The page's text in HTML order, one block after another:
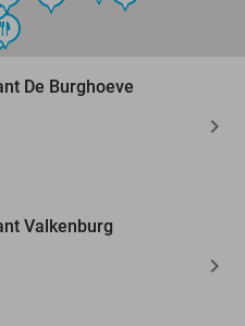
De Burghoeve
Valkenburg